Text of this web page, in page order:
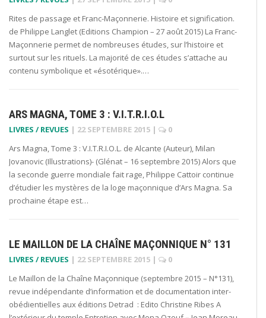
Rites de passage et Franc-Maçonnerie. Histoire et signification.
de Philippe Langlet (Editions Champion – 27 août 2015) La Franc-
Maçonnerie permet de nombreuses études, sur l’histoire et
surtout sur les rituels. La majorité de ces études s’attache au
contenu symbolique et «ésotérique».…
ARS MAGNA, TOME 3 : V.I.T.R.I.O.L
LIVRES / REVUES | 22 SEPTEMBRE 2015 |
0
Ars Magna, Tome 3 : V.I.T.R.I.O.L. de Alcante (Auteur), Milan
Jovanovic (Illustrations)- (Glénat – 16 septembre 2015) Alors que
la seconde guerre mondiale fait rage, Philippe Cattoir continue
d’étudier les mystères de la loge maçonnique d’Ars Magna. Sa
prochaine étape est…
LE MAILLON DE LA CHAÎNE MAÇONNIQUE N° 131
LIVRES / REVUES | 22 SEPTEMBRE 2015 |
0
Le Maillon de la Chaîne Maçonnique (septembre 2015 – N°131),
revue indépendante d’information et de documentation inter-
obédientielles aux éditions Detrad : Edito Christine Ribes A